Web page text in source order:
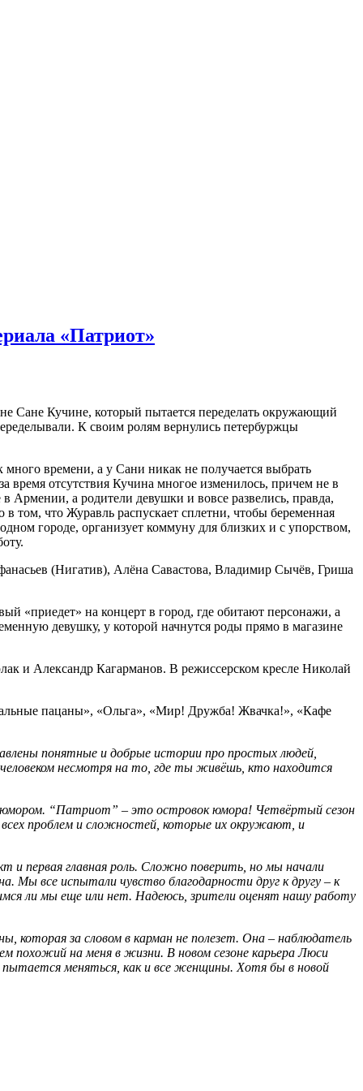
«Патриот»
Сане Кучине, который пытается переделать окружающий
К своим ролям вернулись петербуржцы
времени, а у Сани никак не получается выбрать
время отсутствия Кучина многое изменилось, причем не в
а родители девушки и вовсе развелись, правда,
том, что Журавль распускает сплетни, чтобы беременная
городе, организует коммуну для близких и с упорством,
(Нигатив), Алёна Савастова, Владимир Сычёв, Гриша
«приедет» на концерт в город, где обитают персонажи, а
девушку, у которой начнутся роды прямо в магазине
и Александр Кагарманов. В режиссерском кресле Николай
пацаны», «Ольга», «Мир! Дружба! Жвачка!», «Кафе
понятные и добрые истории про простых людей,
несмотря на то, где ты живёшь, кто находится
“Патриот” – это островок юмора! Четвёртый сезон
проблем и сложностей, которые их окружают, и
первая главная роль. Сложно поверить, но мы начали
Мы все испытали чувство благодарности друг к другу – к
ли мы еще или нет. Надеюсь, зрители оценят нашу работу
которая за словом в карман не полезет. Она – наблюдатель
похожий на меня в жизни. В новом сезоне карьера Люси
пытается меняться, как и все женщины. Хотя бы в новой